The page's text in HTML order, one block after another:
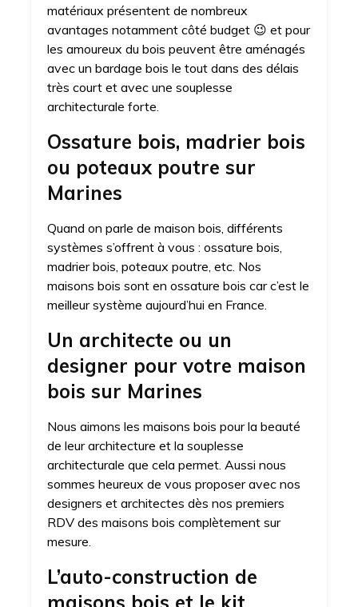
matériaux présentent de nombreux
avantages notamment côté budget 😉 et pour
les amoureux du bois peuvent être aménagés
avec un bardage bois le tout dans des délais
très court et avec une souplesse
architecturale forte.
Ossature bois, madrier bois
ou poteaux poutre sur
Marines
Quand on parle de maison bois, différents
systèmes s’offrent à vous : ossature bois,
madrier bois, poteaux poutre, etc. Nos
maisons bois sont en ossature bois car c’est le
meilleur système aujourd’hui en France.
Un architecte ou un
designer pour votre maison
bois sur Marines
Nous aimons les maisons bois pour la beauté
de leur architecture et la souplesse
architecturale que cela permet. Aussi nous
sommes heureux de vous proposer avec nos
designers et architectes dès nos premiers
RDV des maisons bois complètement sur
mesure.
L’auto-construction de
maisons bois et le kit